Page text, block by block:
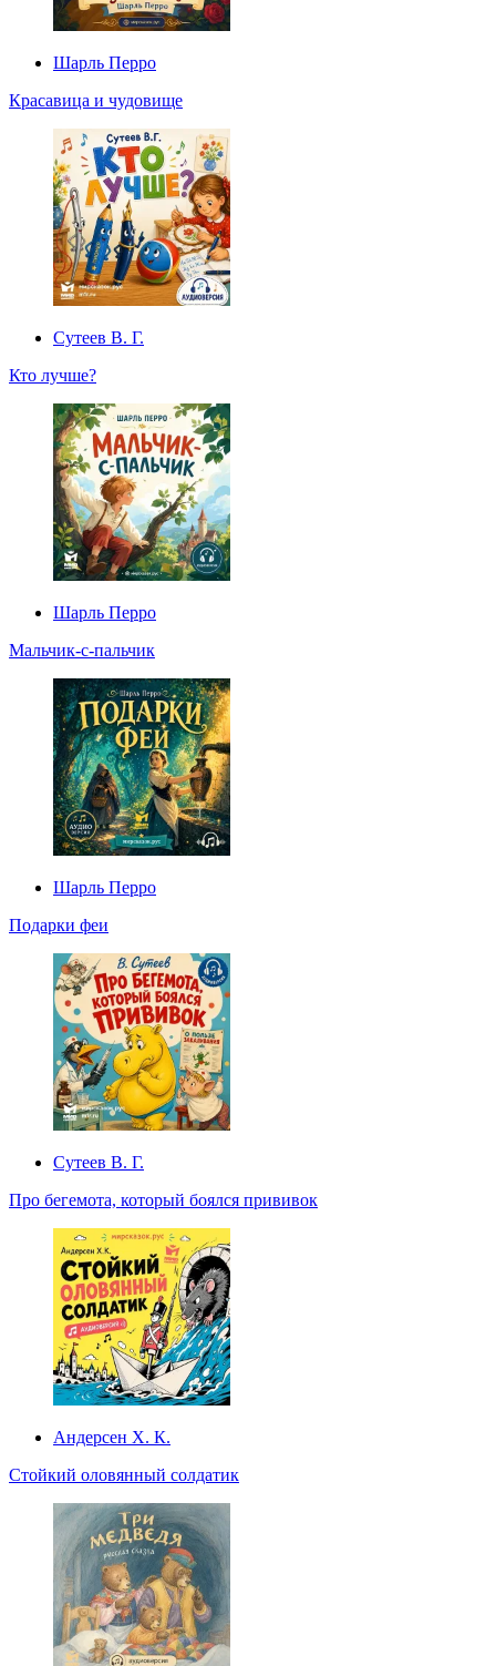
Шарль Перро
Красавица и чудовище
Сутеев В. Г.
Кто лучше?
Шарль Перро
Мальчик-с-пальчик
Шарль Перро
Подарки феи
Сутеев В. Г.
Про бегемота, который боялся прививок
Андерсен Х. К.
Стойкий оловянный солдатик